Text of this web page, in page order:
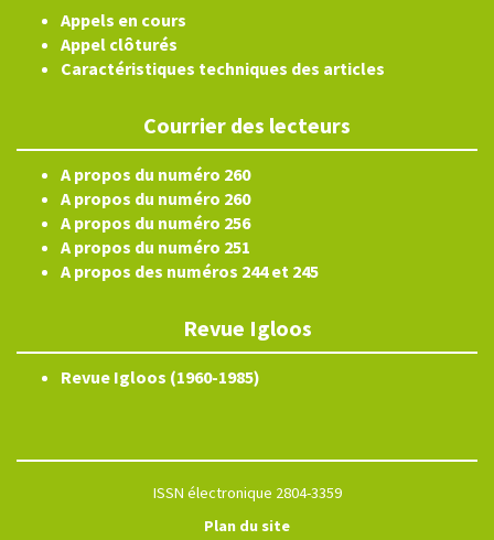
Appels en cours
Appel clôturés
Caractéristiques techniques des articles
Courrier des lecteurs
A propos du numéro 260
A propos du numéro 260
A propos du numéro 256
A propos du numéro 251
A propos des numéros 244 et 245
Revue Igloos
Revue Igloos (1960-1985)
ISSN électronique 2804-3359
Plan du site